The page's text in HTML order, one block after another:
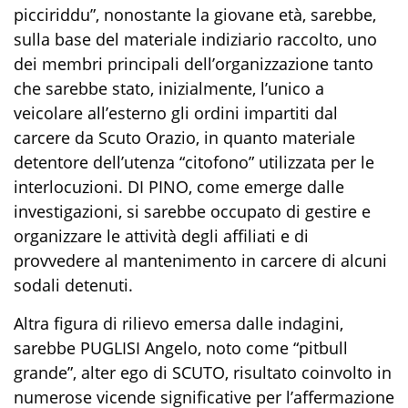
picciriddu”, nonostante la giovane età, sarebbe,
sulla base del materiale indiziario raccolto, uno
dei membri principali dell’organizzazione tanto
che sarebbe stato, inizialmente, l’unico a
veicolare all’esterno gli ordini impartiti dal
carcere da Scuto Orazio, in quanto materiale
detentore dell’utenza “citofono” utilizzata per le
interlocuzioni. DI PINO, come emerge dalle
investigazioni, si sarebbe occupato di gestire e
organizzare le attività degli affiliati e di
provvedere al mantenimento in carcere di alcuni
sodali detenuti.
Altra figura di rilievo emersa dalle indagini,
sarebbe PUGLISI Angelo, noto come “pitbull
grande”, alter ego di SCUTO, risultato coinvolto in
numerose vicende significative per l’affermazione